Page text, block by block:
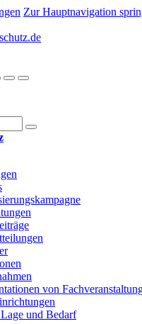
Zur Hauptnavigation
von
und Bedarf